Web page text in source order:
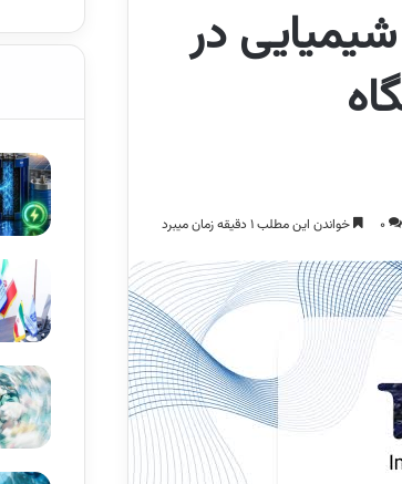
در
0 خواندن این مطلب 1 دقیقه زمان میبرد